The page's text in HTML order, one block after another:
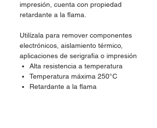
impresión, cuenta con propiedad
retardante a la flama.
Utilízala para remover componentes
electrónicos, aislamiento térmico,
aplicaciones de serigrafia o impresión
Alta resistencia a temperatura
Temperatura máxima 250°C
Retardante a la flama